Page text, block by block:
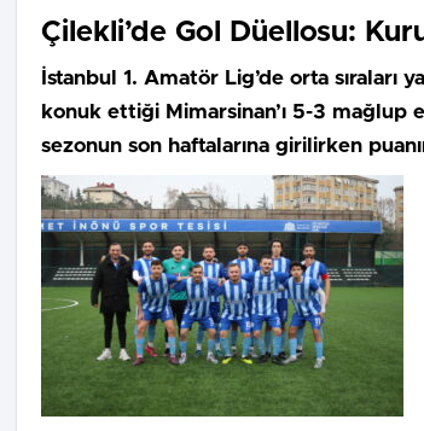
Çilekli’de Gol Düellosu:
İstanbul 1. Amatör Lig’de orta sıraları
konuk ettiği Mimarsinan’ı 5-3
sezonun son haftalarına girilirken